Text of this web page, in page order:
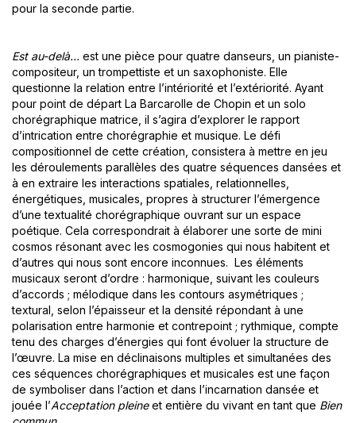
pour la seconde partie.
Est au-delà… est une pièce pour quatre danseurs, un pianiste-
compositeur, un trompettiste et un saxophoniste. Elle
questionne la relation entre l’intériorité et l’extériorité. Ayant
pour point de départ La Barcarolle de Chopin et un solo
chorégraphique matrice, il s’agira d’explorer le rapport
d’intrication entre chorégraphie et musique. Le défi
compositionnel de cette création, consistera à mettre en jeu
les déroulements parallèles des quatre séquences dansées et
à en extraire les interactions spatiales, relationnelles,
énergétiques, musicales, propres à structurer l’émergence
d’une textualité chorégraphique ouvrant sur un espace
poétique. Cela correspondrait à élaborer une sorte de mini
cosmos résonant avec les cosmogonies qui nous habitent et
d’autres qui nous sont encore inconnues. Les éléments
musicaux seront d’ordre : harmonique, suivant les couleurs
d’accords ; mélodique dans les contours asymétriques ;
textural, selon l’épaisseur et la densité répondant à une
polarisation entre harmonie et contrepoint ; rythmique, compte
tenu des charges d’énergies qui font évoluer la structure de
l’œuvre. La mise en déclinaisons multiples et simultanées des
ces séquences chorégraphiques et musicales est une façon
de symboliser dans l’action et dans l’incarnation dansée et
jouée l’Acceptation pleineet entière du vivant en tant que Bien